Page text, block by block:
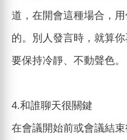
道，在開會這種場合，
的。別人發言時，就算
要保持冷靜、不動聲色。
4.和誰聊天很關鍵
在會議開始前或會議結